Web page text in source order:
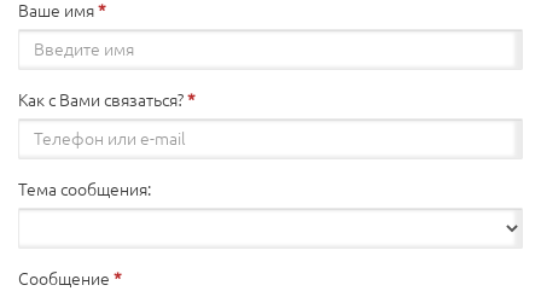
Ваше имя
Как с Вами связаться?
Тема сообщения:
Сообщение